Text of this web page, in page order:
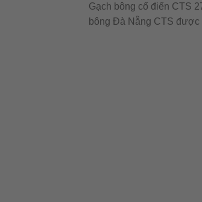
Gạch bông cổ điển CTS
bông Đà Nẵng CTS được